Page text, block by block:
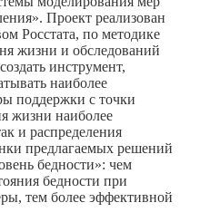
Проект реализован
Росстата, по методике
жизни и обследований
инструмент,
наиболее
поддержки с точки
жизни наиболее
и распределения
предлагаемых решений
бедности»: чем
бедности при
тем более эффективной